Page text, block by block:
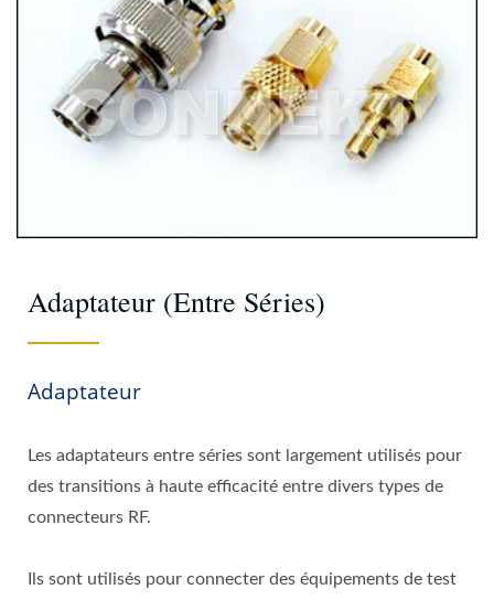
Adaptateur (entre Séries)
Adaptateur
Les adaptateurs entre séries sont largement utilisés pour
des transitions à haute efficacité entre divers types de
connecteurs RF.
Ils sont utilisés pour connecter des équipements de test